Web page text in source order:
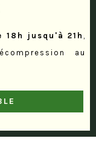
18h jusqu'à 21h
au